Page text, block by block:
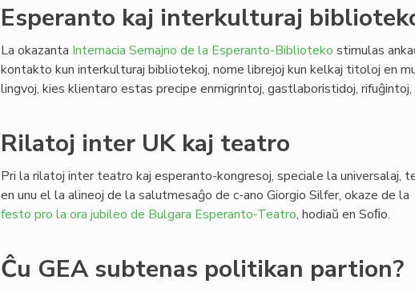
Esperanto kaj interkulturaj
La okazanta Internacia Semajno de la Esperanto-Biblioteko stimulas
kontakto kun interkulturaj bibliotekoj, nome librejoj kun kelkaj titoloj en
lingvoj, kies klientaro estas precipe enmigrintoj, gastlaboristidoj,
Rilatoj inter UK kaj teatro
Pri la rilatoj inter teatro kaj esperanto-kongresoj, speciale la universalaj,
en unu el la alineoj de la salutmesaĝo de c-ano Giorgio Silfer, okaze de la
festo pro la ora jubileo de Bulgara Esperanto-Teatro, hodiaŭ en Soﬁo.
Ĉu GEA subtenas politikan partion?